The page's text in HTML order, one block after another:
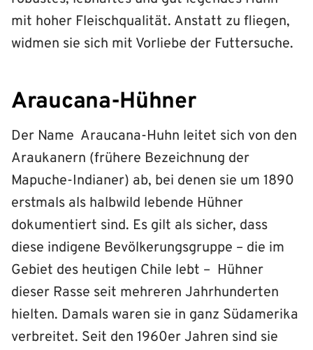
mit hoher Fleischqualität. Anstatt zu fliegen,
widmen sie sich mit Vorliebe der Futtersuche.
Araucana-Hühner
Der Name Araucana-Huhn leitet sich von den
Araukanern (frühere Bezeichnung der
Mapuche-Indianer) ab, bei denen sie um 1890
erstmals als halbwild lebende Hühner
dokumentiert sind. Es gilt als sicher, dass
diese indigene Bevölkerungsgruppe – die im
Gebiet des heutigen Chile lebt – Hühner
dieser Rasse seit mehreren Jahrhunderten
hielten. Damals waren sie in ganz Südamerika
verbreitet. Seit den 1960er Jahren sind sie